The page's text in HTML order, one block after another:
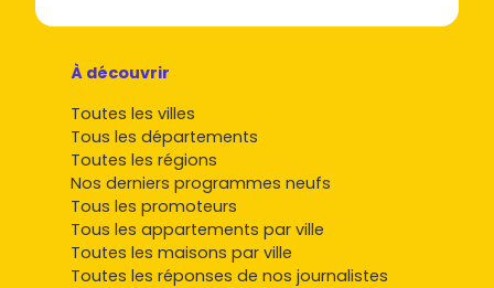
À découvrir
Toutes les villes
Tous les départements
Toutes les régions
Nos derniers programmes neufs
Tous les promoteurs
Tous les appartements par ville
Toutes les maisons par ville
Toutes les réponses de nos journalistes